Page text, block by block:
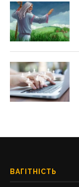
ВАГІТНІСТЬ